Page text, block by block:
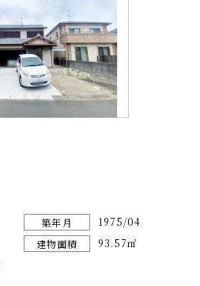
築年月
1975/04
建物面積 93.57㎡